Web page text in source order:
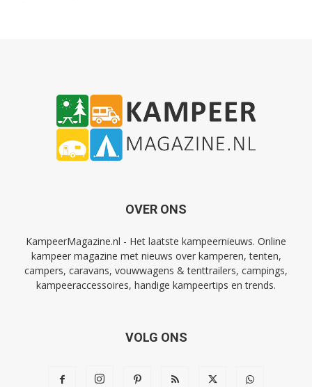
OVER ONS
KampeerMagazine.nl - Het laatste kampeernieuws. Online
kampeer magazine met nieuws over kamperen, tenten,
campers, caravans, vouwwagens & tenttrailers, campings,
kampeeraccessoires, handige kampeertips en trends.
VOLG ONS